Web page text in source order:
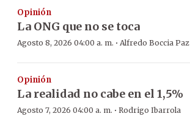
Opinión
La ONG que no se toca
Agosto 8, 2026 04:00 a. m. · Alfredo Boccia Paz
Opinión
La realidad no cabe en el 1,5%
Agosto 7, 2026 04:00 a. m. · Rodrigo Ibarrola